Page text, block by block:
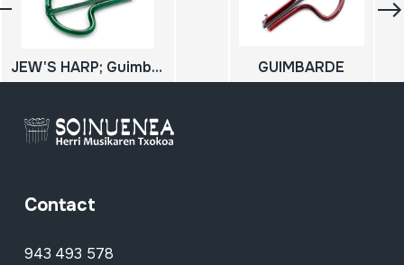
JEW'S HARP; Guimbarda; Tronpa GUIMBARDE
Contact
943 493 578